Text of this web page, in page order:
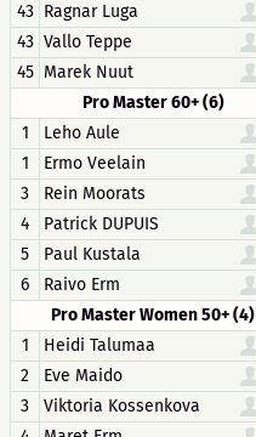
43 Ragnar Luga
43 Vallo Teppe
45 Marek Nuut
Pro Master 60+ (6)
1
Leho Aule
1
Ermo Veelain
3
Rein Moorats
4
Patrick DUPUIS
5
Paul Kustala
6
Raivo Erm
Pro Master Women 50+ (4)
1
Heidi Talumaa
2
Eve Maido
3
Viktoria Kossenkova